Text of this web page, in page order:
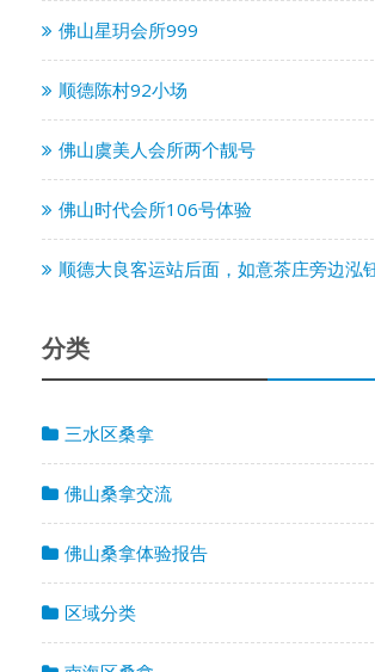
佛山星玥会所999
顺德陈村92小场
佛山虞美人会所两个靓号
佛山时代会所106号体验
顺德大良客运站后面，如意茶庄旁边泓
分类
三水区桑拿
佛山桑拿交流
佛山桑拿体验报告
区域分类